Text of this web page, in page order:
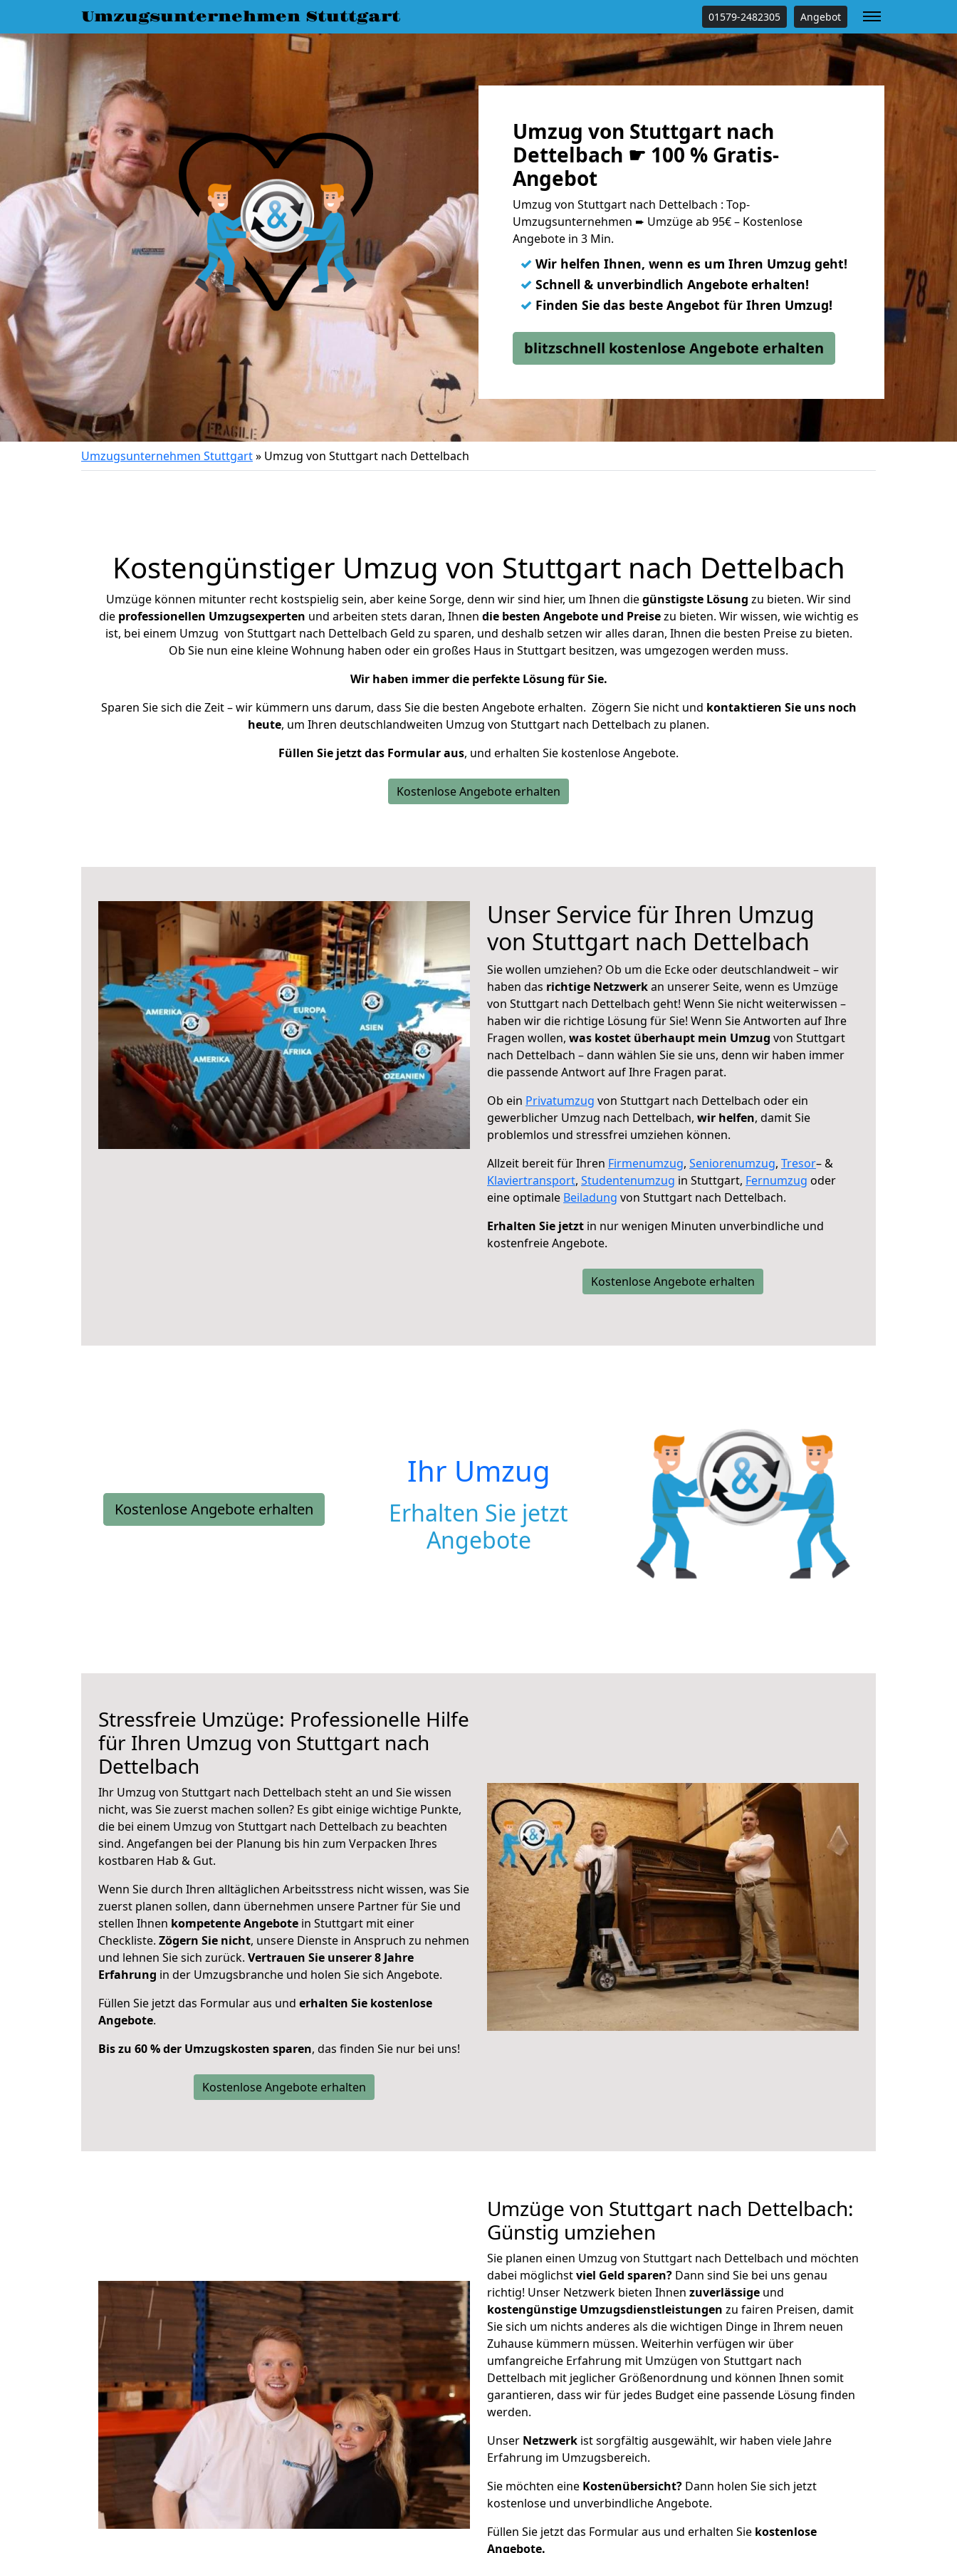
Umzugsunternehmen Stuttgart 01579-2482305 Angebot
Umzug von Stuttgart nach
Dettelbach ☛ 100 % Gratis-
Angebot
Umzug von Stuttgart nach Dettelbach : Top-
Umzugsunternehmen ➨ Umzüge ab 95€ – Kostenlose
Angebote in 3 Min.
✓ Wir helfen Ihnen, wenn es um Ihren Umzug geht!
✓ Schnell & unverbindlich Angebote erhalten!
✓ Finden Sie das beste Angebot für Ihren Umzug!
blitzschnell kostenlose Angebote erhalten
Umzugsunternehmen Stuttgart» Umzug von Stuttgart nach Dettelbach
Kostengünstiger Umzug von Stuttgart nach Dettelbach
Umzüge können mitunter recht kostspielig sein, aber keine Sorge, denn wir sind hier, um Ihnen diegünstigste Lösung zu bieten. Wir sind
die professionellen Umzugsexperten und arbeiten stets daran, Ihnen die besten Angebote und Preisezu bieten. Wir wissen, wie wichtig es
ist, bei einem Umzug von Stuttgart nach Dettelbach Geld zu sparen, und deshalb setzen wir alles daran, Ihnen die besten Preise zu bieten.
Ob Sie nun eine kleine Wohnung haben oder ein großes Haus in Stuttgart besitzen, was umgezogen werden muss.
Wir haben immer die perfekte Lösung für Sie.
Sparen Sie sich die Zeit – wir kümmern uns darum, dass Sie die besten Angebote erhalten. Zögern Sie nicht und kontaktieren Sie uns noch
heute, um Ihren deutschlandweiten Umzug von Stuttgart nach Dettelbach zu planen.
Füllen Sie jetzt das Formular aus, und erhalten Sie kostenlose Angebote.
Kostenlose Angebote erhalten
Unser Service für Ihren Umzug
von Stuttgart nach Dettelbach
Sie wollen umziehen? Ob um die Ecke oder deutschlandweit – wir
haben das richtige Netzwerkan unserer Seite, wenn es Umzüge
von Stuttgart nach Dettelbach geht! Wenn Sie nicht weiterwissen –
haben wir die richtige Lösung für Sie! Wenn Sie Antworten auf Ihre
Fragen wollen, was kostet überhaupt mein Umzug von Stuttgart
nach Dettelbach – dann wählen Sie sie uns, denn wir haben immer
die passende Antwort auf Ihre Fragen parat.
Ob ein Privatumzug von Stuttgart nach Dettelbach oder ein
gewerblicher Umzug nach Dettelbach, wir helfen, damit Sie
problemlos und stressfrei umziehen können.
Allzeit bereit für Ihren Firmenumzug, Seniorenumzug, Tresor– &
Klaviertransport, Studentenumzug in Stuttgart, Fernumzug oder
eine optimale Beiladung von Stuttgart nach Dettelbach.
Erhalten Sie jetzt in nur wenigen Minuten unverbindliche und
kostenfreie Angebote.
Kostenlose Angebote erhalten
Kostenlose Angebote erhalten
Ihr Umzug
Erhalten Sie jetzt
Angebote
Stressfreie Umzüge: Professionelle Hilfe
für Ihren Umzug von Stuttgart nach
Dettelbach
Ihr Umzug von Stuttgart nach Dettelbach steht an und Sie wissen
nicht, was Sie zuerst machen sollen? Es gibt einige wichtige Punkte,
die bei einem Umzug von Stuttgart nach Dettelbach zu beachten
sind. Angefangen bei der Planung bis hin zum Verpacken Ihres
kostbaren Hab & Gut.
Wenn Sie durch Ihren alltäglichen Arbeitsstress nicht wissen, was Sie
zuerst planen sollen, dann übernehmen unsere Partner für Sie und
stellen Ihnen kompetente Angebote in Stuttgart mit einer
Checkliste. Zögern Sie nicht, unsere Dienste in Anspruch zu nehmen
und lehnen Sie sich zurück. Vertrauen Sie unserer 8 Jahre
Erfahrung in der Umzugsbranche und holen Sie sich Angebote.
Füllen Sie jetzt das Formular aus und erhalten Sie kostenlose
Angebote.
Bis zu 60 % der Umzugskosten sparen, das finden Sie nur bei uns!
Kostenlose Angebote erhalten
Umzüge von Stuttgart nach Dettelbach:
Günstig umziehen
Sie planen einen Umzug von Stuttgart nach Dettelbach und möchten
dabei möglichstviel Geld sparen? Dann sind Sie bei uns genau
richtig! Unser Netzwerk bieten Ihnen zuverlässige und
kostengünstige Umzugsdienstleistungen zu fairen Preisen, damit
Sie sich um nichts anderes als die wichtigen Dinge in Ihrem neuen
Zuhause kümmern müssen. Weiterhin verfügen wir über
umfangreiche Erfahrung mit Umzügen von Stuttgart nach
Dettelbach mit jeglicher Größenordnung und können Ihnen somit
garantieren, dass wir für jedes Budget eine passende Lösung finden
werden.
Unser Netzwerk ist sorgfältig ausgewählt, wir haben viele Jahre
Erfahrung im Umzugsbereich.
Sie möchten eine Kostenübersicht? Dann holen Sie sich jetzt
kostenlose und unverbindliche Angebote.
Füllen Sie jetzt das Formular aus und erhalten Sie kostenlose
Angebote.